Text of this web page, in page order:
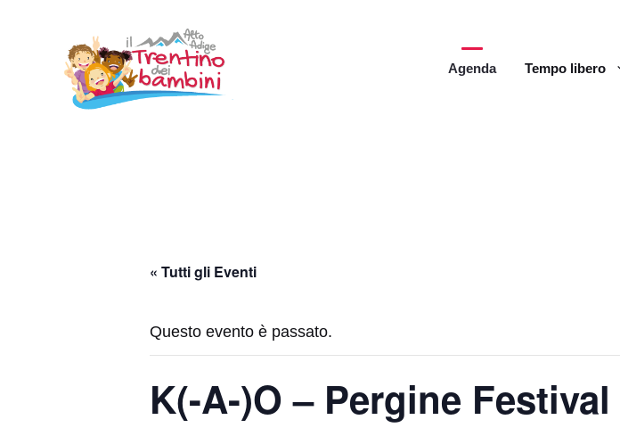
contenuto
Agenda Tempo libero
« Tutti gli Eventi
Questo evento è passato.
K(-A-)O – Pergine Festival